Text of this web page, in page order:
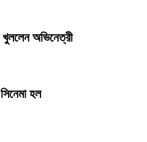
অভিনেত্রী
হল